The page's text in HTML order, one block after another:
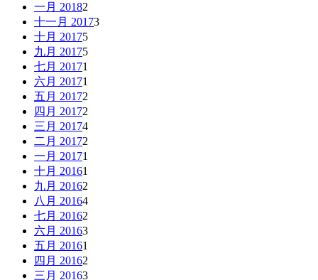
一月 20182
十一月 20173
十月 20175
九月 20175
七月 20171
六月 20171
五月 20172
四月 20172
三月 20174
二月 20172
一月 20171
十月 20161
九月 20162
八月 20164
七月 20162
六月 20163
五月 20161
四月 20162
三月 20163